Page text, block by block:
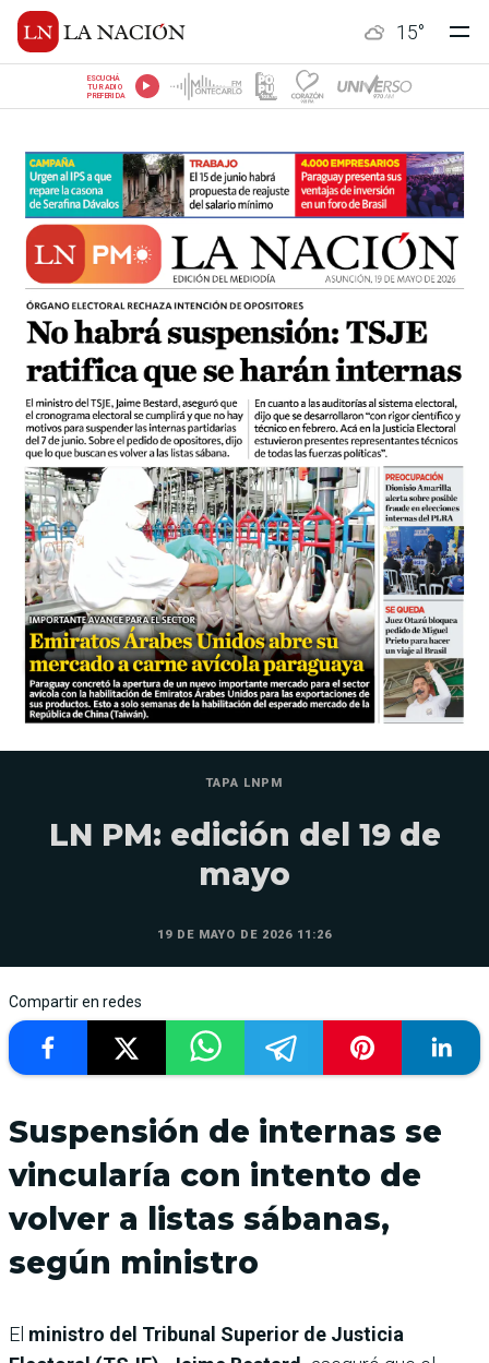
15°
ESCUCHÁ
TU RADIO
PREFERIDA
TAPA LNPM
LN PM: edición del 19 de
mayo
19 DE MAYO DE 2026 11:26
Compartir en redes
Suspensión de internas se
vincularía con intento de
volver a listas sábanas,
según ministro
El ministro del Tribunal Superior de Justicia